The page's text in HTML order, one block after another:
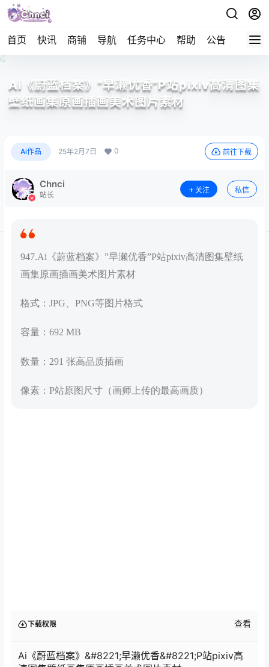
首页 快讯 商铺 导航 任务中心 帮助 公告 APP下
Ai《蔚蓝档案》”早濑优香”P站pixiv高清图集
壁纸画集原画插画美术图片素材
Ai作品 25年2月7日 0 前往下载
Chnci
站长
关注 私信
947.Ai《蔚蓝档案》”早濑优香”P站pixiv高清图集壁纸
画集原画插画美术图片素材
格式：JPG、PNG等图片格式
容量：692 MB
数量：291 张高品质插画
像素：P站原图尺寸（画师上传的最高画质）
下载权限 查看
Ai《蔚蓝档案》&#8221;早濑优香&#8221;P站pixiv高